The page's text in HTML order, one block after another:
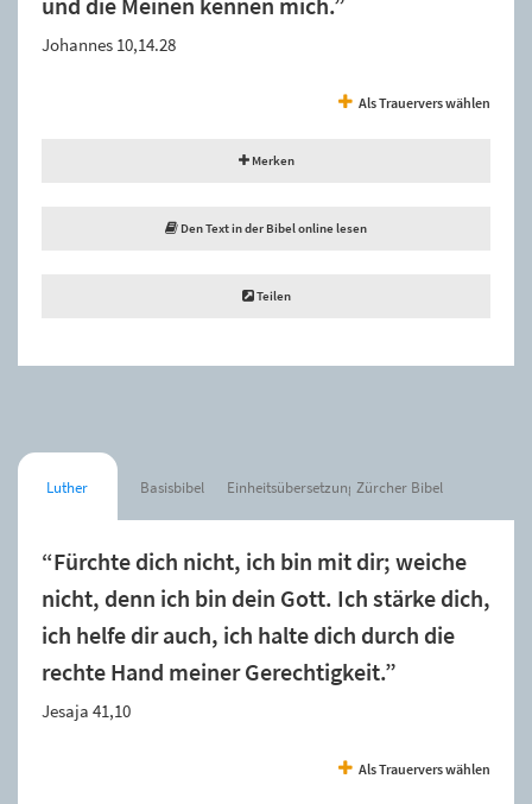
Johannes 10,14.28
Als Trauervers wählen
Merken
Den Text in der Bibel online lesen
Teilen
Luther Basisbibel Einheitsübersetzung Zürcher Bibel
“Fürchte dich nicht, ich bin mit dir; weiche
nicht, denn ich bin dein Gott. Ich stärke dich,
ich helfe dir auch, ich halte dich durch die
rechte Hand meiner Gerechtigkeit.”
Jesaja 41,10
Als Trauervers wählen